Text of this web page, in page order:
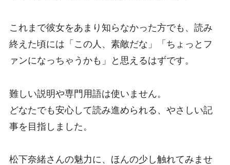
これまで彼女をあまり知らなかった方でも、読み
終えた頃には「この人、素敵だな」「ちょっとフ
ァンになっちゃうかも」と思えるはずです。
難しい説明や専門用語は使いません。
どなたでも安心して読み進められる、やさしい記
事を目指しました。
松下奈緒さんの魅力に、ほんの少し触れてみませ